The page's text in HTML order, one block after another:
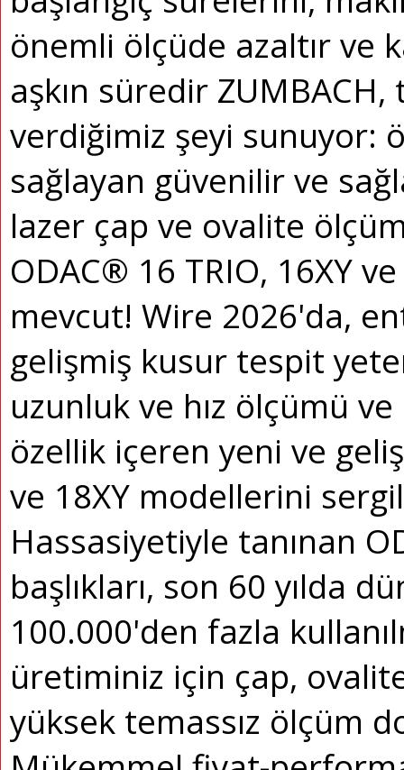
önemli ölçüde azaltır ve
aşkın süredir
verdiğimiz şeyi sunuyor:
sağlayan güvenilir ve
lazer çap ve ovalite
ODAC® 16 TRIO, 16XY
mevcut! Wire 2026'da,
gelişmiş kusur tespit
uzunluk ve hız ölçümü
özellik içeren yeni ve
ve 18XY modellerini
Hassasiyetiyle tanınan
başlıkları, son 60 yılda
100.000'den fazla
üretiminiz için çap,
yüksek temassız ölçüm